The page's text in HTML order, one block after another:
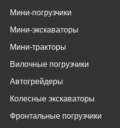
Мини-погрузчики
Мини-экскаваторы
Мини-тракторы
Вилочные погрузчики
Автогрейдеры
Колесные экскаваторы
Фронтальные погрузчики